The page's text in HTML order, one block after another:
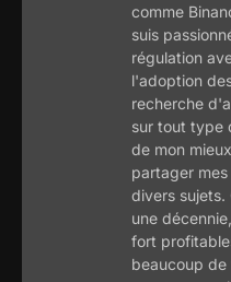
comme
suis
régulation
l'adoption
recherche
sur tout type
de mon
partager
divers
une
fort
beaucoup de